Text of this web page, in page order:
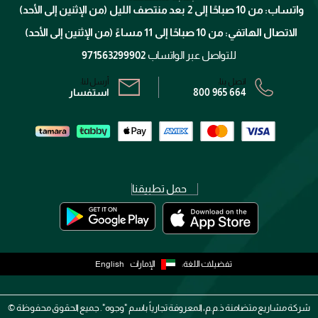
الإرجاع
برنامج الولاء ميوز
الشروط و الأحكام
سياسة الخصوصية
واتساب: من 10 صباحًا إلى 2 بعد منتصف الليل (من الإثنين إلى الأحد)
الاتصال الهاتفي: من 10 صباحًا إلى 11 مساءً (من الإثنين إلى الأحد)
للتواصل عبر الواتساب 971563299902
اتصل بنا:
800 965 664
أرسل لنا:
استفسار
حمل تطبيقنا
تفضيلات اللغة: الإمارات English
شركة مشاريع متضامنة ذ.م.م، المعروفة تجارياً باسم "وجوه". جميع الحقوق محفوظة ©